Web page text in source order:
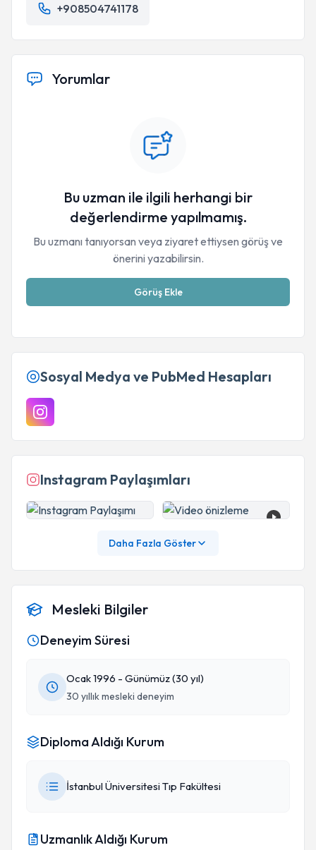
+908504741178
Yorumlar
Bu uzman ile ilgili herhangi bir
değerlendirme yapılmamış.
Bu uzmanı tanıyorsan veya ziyaret ettiysen görüş ve
önerini yazabilirsin.
Görüş Ekle
Sosyal Medya ve PubMed Hesapları
Instagram Paylaşımları
Daha Fazla Göster
Mesleki Bilgiler
Deneyim Süresi
Ocak 1996 - Günümüz (30 yıl)
30 yıllık mesleki deneyim
Diploma Aldığı Kurum
İstanbul Üniversitesi Tıp Fakültesi
Uzmanlık Aldığı Kurum